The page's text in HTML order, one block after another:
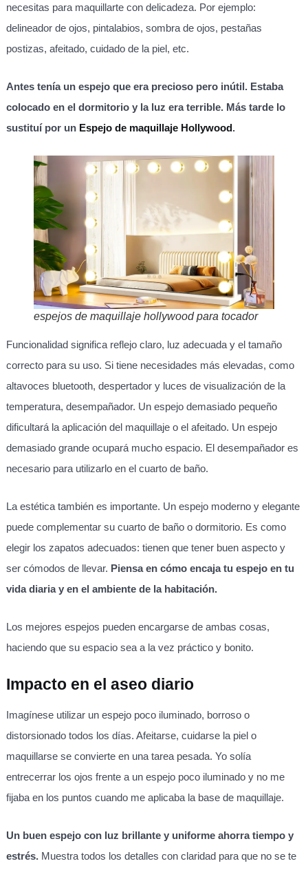
necesitas para maquillarte con delicadeza. Por ejemplo:
delineador de ojos, pintalabios, sombra de ojos, pestañas
postizas, afeitado, cuidado de la piel, etc.
Antes tenía un espejo que era precioso pero inútil. Estaba
colocado en el dormitorio y la luz era terrible. Más tarde lo
sustituí por un Espejo de maquillaje Hollywood.
espejos de maquillaje hollywood para tocador
Funcionalidad significa reflejo claro, luz adecuada y el tamaño
correcto para su uso. Si tiene necesidades más elevadas, como
altavoces bluetooth, despertador y luces de visualización de la
temperatura, desempañador. Un espejo demasiado pequeño
dificultará la aplicación del maquillaje o el afeitado. Un espejo
demasiado grande ocupará mucho espacio. El desempañador es
necesario para utilizarlo en el cuarto de baño.
La estética también es importante. Un espejo moderno y elegante
puede complementar su cuarto de baño o dormitorio. Es como
elegir los zapatos adecuados: tienen que tener buen aspecto y
ser cómodos de llevar. Piensa en cómo encaja tu espejo en tu
vida diaria y en el ambiente de la habitación.
Los mejores espejos pueden encargarse de ambas cosas,
haciendo que su espacio sea a la vez práctico y bonito.
Impacto en el aseo diario
Imagínese utilizar un espejo poco iluminado, borroso o
distorsionado todos los días. Afeitarse, cuidarse la piel o
maquillarse se convierte en una tarea pesada. Yo solía
entrecerrar los ojos frente a un espejo poco iluminado y no me
fijaba en los puntos cuando me aplicaba la base de maquillaje.
Un buen espejo con luz brillante y uniforme ahorra tiempo y
estrés. Muestra todos los detalles con claridad para que no se te